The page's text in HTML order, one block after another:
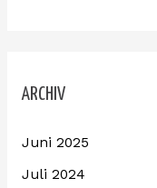
ARCHIV
Juni 2025
Juli 2024